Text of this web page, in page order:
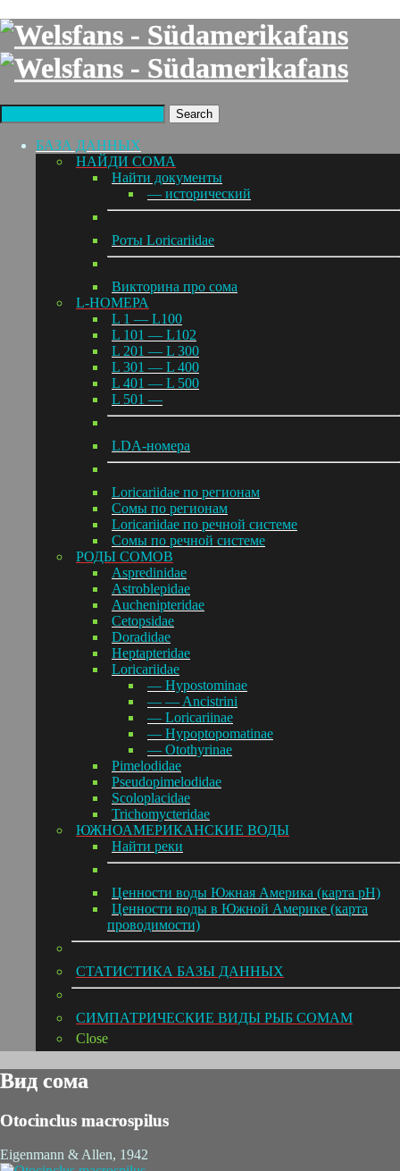
Search
БАЗА ДАННЫХ
НАЙДИ СОМА
Найти документы
— исторический
Роты Loricariidae
Викторина про сома
L-НОМЕРА
L 1 — L100
L 101 — L102
L 201 — L 300
L 301 — L 400
L 401 — L 500
L 501 —
LDA-номера
Loricariidae по регионам
Сомы по регионам
Loricariidae по речной системе
Сомы по речной системе
РОДЫ СОМОВ
Aspredinidae
Astroblepidae
Auchenipteridae
Cetopsidae
Doradidae
Heptapteridae
Loricariidae
— Hypostominae
— — Ancistrini
— Loricariinae
— Hypoptopomatinae
— Otothyrinae
Pimelodidae
Pseudopimelodidae
Scoloplacidae
Trichomycteridae
ЮЖНОАМЕРИКАНСКИЕ ВОДЫ
Hайти реки
Ценности воды Южная Америка (карта pH)
Ценности воды в Южной Америке (карта
проводимости)
СТАТИСТИКА БАЗЫ ДАННЫХ
СИМПАТРИЧЕСКИЕ ВИДЫ РЫБ СОМАМ
Close
Вид сома
Otocinclus macrospilus
Eigenmann & Allen, 1942